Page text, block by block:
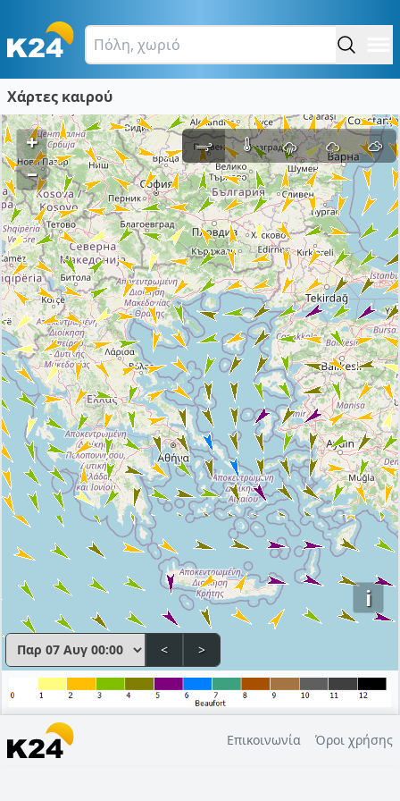
Χάρτες καιρού
i
+
–
< >
Επικοινωνία Όροι χρήσης